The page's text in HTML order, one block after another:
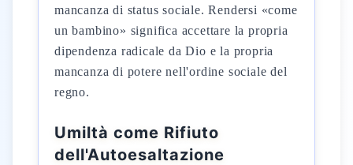
mancanza di status sociale. Rendersi «come
un bambino» significa accettare la propria
dipendenza radicale da Dio e la propria
mancanza di potere nell'ordine sociale del
regno.
Umiltà come Rifiuto
dell'Autoesaltazione